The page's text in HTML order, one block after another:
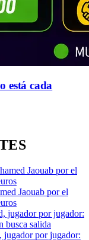
está cada
Jaouab por el
Jaouab por el
jugador por jugador:
busca salida
por jugador: